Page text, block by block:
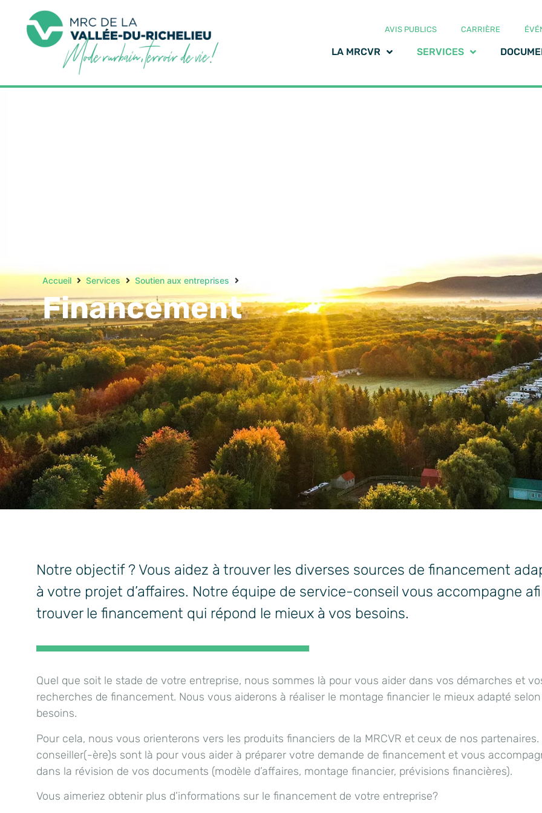
AVIS PUBLICS CARRIÈRE
LA MRCVR SERVICES
Accueil Services Soutien aux entreprises
Financement
Notre objectif ? Vous aidez à trouver les diverses sources de financement
à votre projet d’affaires. Notre équipe de service-conseil vous accompagne
trouver le financement qui répond le mieux à vos besoins.
Quel que soit le stade de votre entreprise, nous sommes là pour vous aider dans vos démarches et
recherches de financement. Nous vous aiderons à réaliser le montage financier le mieux adapté
besoins.
Pour cela, nous vous orienterons vers les produits financiers de la MRCVR et ceux de nos partenaires.
conseiller(-ère)s sont là pour vous aider à préparer votre demande de financement et vous
dans la révision de vos documents (modèle d’affaires, montage financier, prévisions financières).
Vous aimeriez obtenir plus d’informations sur le financement de votre entreprise?